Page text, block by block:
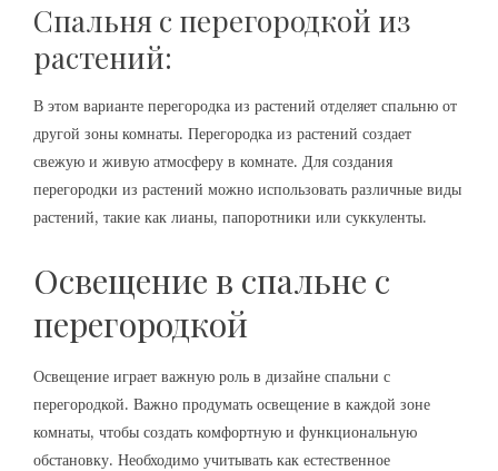
Спальня с перегородкой из
растений:
В этом варианте перегородка из растений отделяет спальню от
другой зоны комнаты. Перегородка из растений создает
свежую и живую атмосферу в комнате. Для создания
перегородки из растений можно использовать различные виды
растений, такие как лианы, папоротники или суккуленты.
Освещение в спальне с
перегородкой
Освещение играет важную роль в дизайне спальни с
перегородкой. Важно продумать освещение в каждой зоне
комнаты, чтобы создать комфортную и функциональную
обстановку. Необходимо учитывать как естественное